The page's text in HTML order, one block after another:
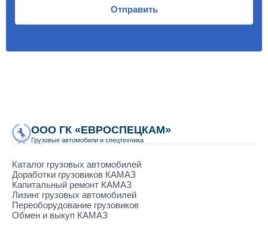
Отправить
ООО ГК «ЕВРОСПЕЦКАМ»
Грузовые автомобили и спецтехника
Каталог грузовых автомобилей
Доработки грузовиков КАМАЗ
Капитальный ремонт КАМАЗ
Лизинг грузовых автомобилей
Переоборудование грузовиков
Обмен и выкуп КАМАЗ